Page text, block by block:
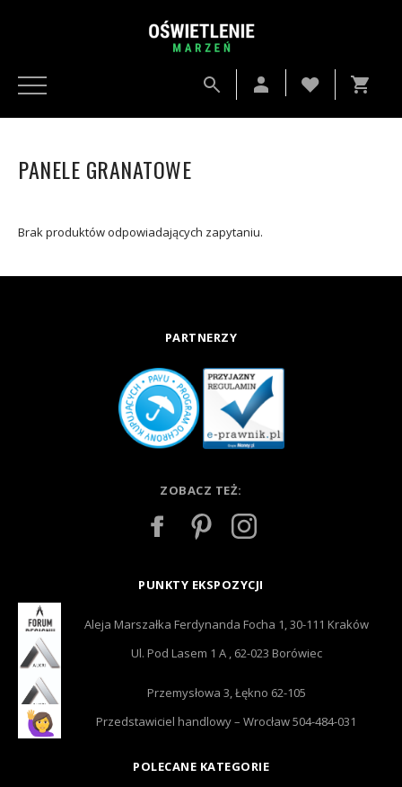
PANELE GRANATOWE
Brak produktów odpowiadających zapytaniu.
PARTNERZY
ZOBACZ TEŻ:
PUNKTY EKSPOZYCJI
Aleja Marszałka Ferdynanda Focha 1, 30-111 Kraków
Ul. Pod Lasem 1 A , 62-023 Borówiec
Przemysłowa 3, Łękno 62-105
Przedstawiciel handlowy – Wrocław 504-484-031
POLECANE KATEGORIE